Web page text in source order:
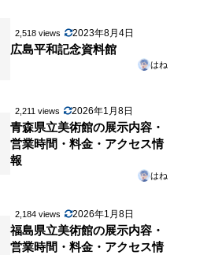
2,518 views 2023年8月4日
広島平和記念資料館
はね
2,211 views 2026年1月8日
青森県立美術館の展示内容・
営業時間・料金・アクセス情
報
はね
2,184 views 2026年1月8日
福島県立美術館の展示内容・
営業時間・料金・アクセス情